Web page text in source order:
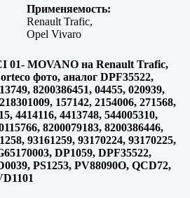
Применяемость:
Renault Trafic,
Opel Vivaro
01- MOVANO на Renault Trafic,
фото, аналог DPF35522,
8200386451, 04455, 020939,
157142, 2154006, 271568,
4414116, 4413748, 544005310,
8200079183, 8200386446,
93161259, 93170224, 93170225,
DP1059, DPF35522,
PS1253, PV88090O, QCD72,